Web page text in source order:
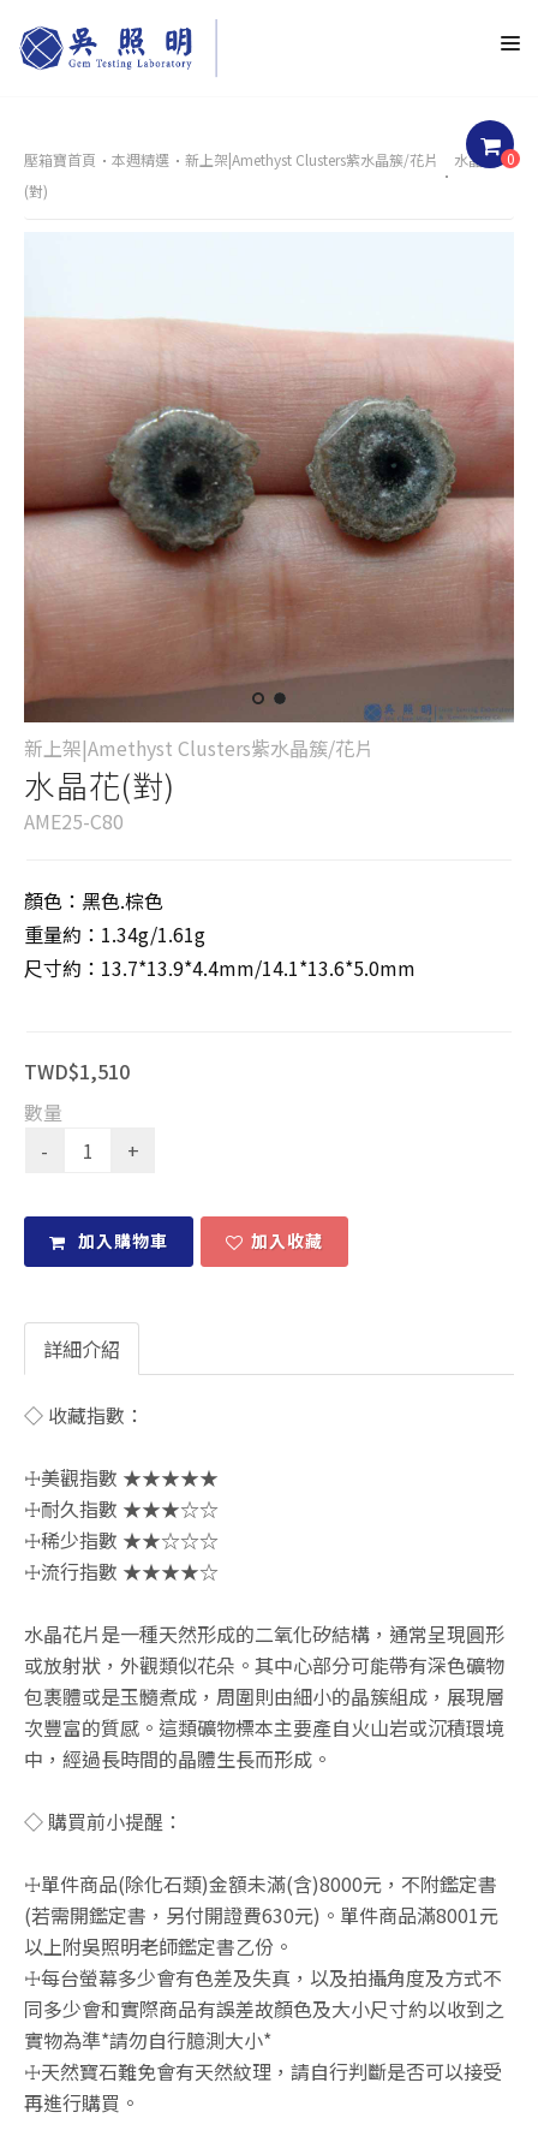
0
壓箱寶首頁 本週精選 新上架|Amethyst Clusters紫水晶簇/花片
水晶花
(對)
新上架|Amethyst Clusters紫水晶簇/花片
水晶花(對)
AME25-C80
顏色：黑色.棕色
重量約：1.34g/1.61g
尺寸約：13.7*13.9*4.4mm/14.1*13.6*5.0mm
TWD$1,510
數量
加入購物車 加入收藏
詳細介紹
◇ 收藏指數：
☩美觀指數 ★★★★★
☩耐久指數 ★★★☆☆
☩稀少指數 ★★☆☆☆
☩流行指數 ★★★★☆
水晶花片是一種天然形成的二氧化矽結構，通常呈現圓形
或放射狀，外觀類似花朵。其中心部分可能帶有深色礦物
包裹體或是玉髓煮成，周圍則由細小的晶簇組成，展現層
次豐富的質感。這類礦物標本主要產自火山岩或沉積環境
中，經過長時間的晶體生長而形成。
◇ 購買前小提醒：
☩單件商品(除化石類)金額未滿(含)8000元，不附鑑定書
(若需開鑑定書，另付開證費630元)。單件商品滿8001元
以上附吳照明老師鑑定書乙份。
☩每台螢幕多少會有色差及失真，以及拍攝角度及方式不
同多少會和實際商品有誤差故顏色及大小尺寸約以收到之
實物為準*請勿自行臆測大小*
☩天然寶石難免會有天然紋理，請自行判斷是否可以接受
再進行購買。